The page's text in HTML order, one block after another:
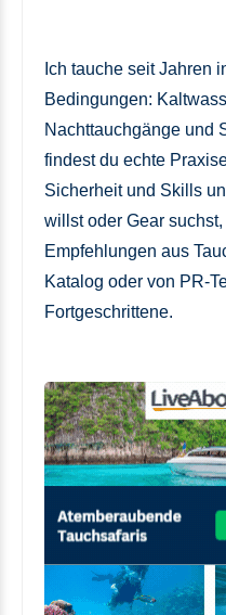
Ich tauche seit Jahren
Bedingungen:
Nachttauchgänge und
findest du echte
Sicherheit und Skills
willst oder Gear
Empfehlungen aus
Katalog oder von PR-
Fortgeschrittene.